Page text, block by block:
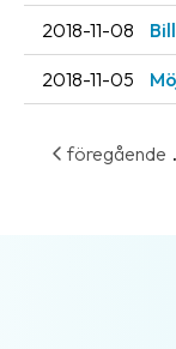
2018-11-08
2018-11-05
föregående